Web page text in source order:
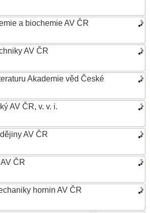
a biochemie AV ČR
AV ČR
Akademie věd České
AV ČR, v. v. i.
AV ČR
ČR
hornin AV ČR